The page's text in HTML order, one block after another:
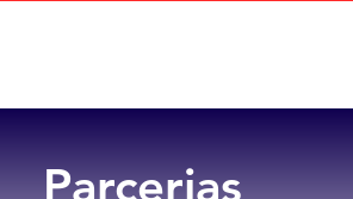
Parcerias